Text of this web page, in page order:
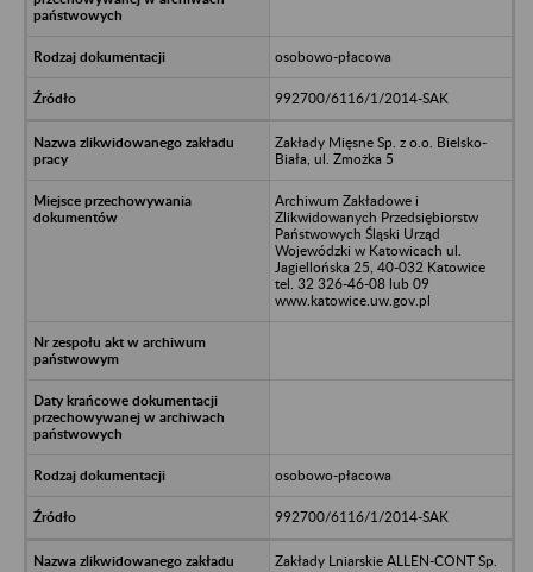
osobowo-płacowa
992700/6116/1/2014-SAK
Zakłady Mięsne Sp. z o.o. Bielsko-
Biała, ul. Zmożka 5
Archiwum Zakładowe i
Zlikwidowanych Przedsiębiorstw
Państwowych Śląski Urząd
Wojewódzki w Katowicach ul.
Jagiellońska 25, 40-032 Katowice
tel. 32 326-46-08 lub 09
www.katowice.uw.gov.pl
osobowo-płacowa
992700/6116/1/2014-SAK
Zakłady Lniarskie ALLEN-CONT Sp.